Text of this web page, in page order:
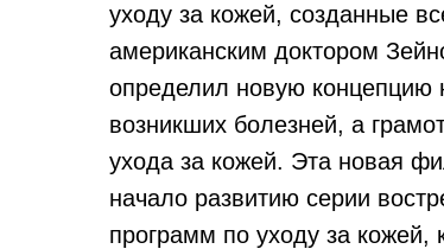
уходу за кожей, созданные
американским доктором
определил новую концепцию
возникших болезней, а
ухода за кожей. Эта новая
начало развитию серии
программ по уходу за кожей,